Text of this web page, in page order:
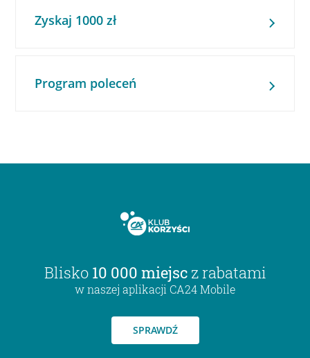
Zyskaj 1000 zł
Program poleceń
Blisko 10 000 miejsc z rabatami
w naszej aplikacji CA24 Mobile
SPRAWDŹ